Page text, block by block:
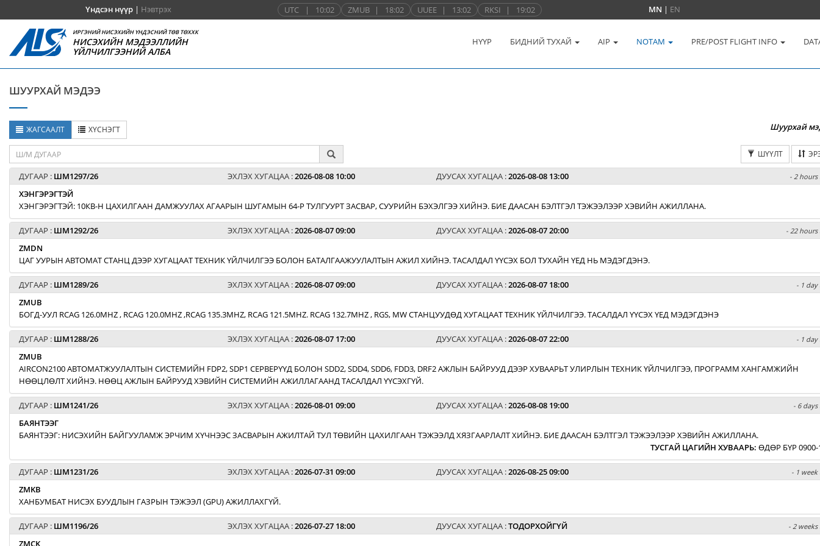
Үндсэн нүүр| Нэвтрэх UTC | 10:02 ZMUB | 18:02 UUEE | 13:02 RKSI | 19:02 MN | EN
ИРГЭНИЙ НИСЭХИЙН ҮНДЭСНИЙ ТӨВ ТӨХХК
НИСЭХИЙН МЭДЭЭЛЛИЙН
ҮЙЛЧИЛГЭЭНИЙ АЛБА
НҮҮР БИДНИЙ ТУХАЙ AIP NOTAM PRE/POST FLIGHT INFO
ШУУРХАЙ МЭДЭЭ
ЖАГСААЛТ ХҮСНЭГТ Шуурхай
ШҮҮЛТ
ДУГААР : ШМ1297/26 ЭХЛЭХ ХУГАЦАА :2026-08-08 10:00 ДУУСАХ ХУГАЦАА :2026-08-08 13:00 - 2 hours
ХЭНГЭРЭГТЭЙ
ХЭНГЭРЭГТЭЙ: 10КВ-Н ЦАХИЛГААН ДАМЖУУЛАХ АГААРЫН ШУГАМЫН 64-Р ТУЛГУУРТ ЗАСВАР, СУУРИЙН БЭХЭЛГЭЭ ХИЙНЭ. БИЕ ДААСАН БЭЛТГЭЛ ТЭЖЭЭЛЭЭР ХЭВИЙН АЖИЛЛАНА.
ДУГААР : ШМ1292/26 ЭХЛЭХ ХУГАЦАА :2026-08-07 09:00 ДУУСАХ ХУГАЦАА :2026-08-07 20:00 - 22 hours
ZMDN
ЦАГ УУРЫН АВТОМАТ СТАНЦ ДЭЭР ХУГАЦААТ ТЕХНИК ҮЙЛЧИЛГЭЭ БОЛОН БАТАЛГААЖУУЛАЛТЫН АЖИЛ ХИЙНЭ. ТАСАЛДАЛ ҮҮСЭХ БОЛ ТУХАЙН ҮЕД НЬ МЭДЭГДЭНЭ.
ДУГААР : ШМ1289/26 ЭХЛЭХ ХУГАЦАА :2026-08-07 09:00 ДУУСАХ ХУГАЦАА :2026-08-07 18:00 - 1 day
ZMUB
БОГД-УУЛ RCAG 126.0MHZ , RCAG 120.0MHZ ,RCAG 135.3MHZ, RCAG 121.5MHZ. RCAG 132.7MHZ , RGS, MW СТАНЦУУДӨД ХУГАЦААТ ТЕХНИК ҮЙЛЧИЛГЭЭ. ТАСАЛДАЛ ҮҮСЭХ ҮЕД МЭДЭГДЭНЭ
ДУГААР : ШМ1288/26 ЭХЛЭХ ХУГАЦАА :2026-08-07 17:00 ДУУСАХ ХУГАЦАА :2026-08-07 22:00 - 1 day
ZMUB
AIRCON2100 АВТОМАТЖУУЛАЛТЫН СИСТЕМИЙН FDP2, SDP1 СЕРВЕРҮҮД БОЛОН SDD2, SDD4, SDD6, FDD3, DRF2 АЖЛЫН БАЙРУУД ДЭЭР ХУВААРЬТ УЛИРЛЫН ТЕХНИК ҮЙЛЧИЛГЭЭ, ПРОГРАММ ХАНГАМЖИЙН
НӨӨЦЛӨЛТ ХИЙНЭ. НӨӨЦ АЖЛЫН БАЙРУУД ХЭВИЙН СИСТЕМИЙН АЖИЛЛАГААНД ТАСАЛДАЛ ҮҮСЭХГҮЙ.
ДУГААР : ШМ1241/26 ЭХЛЭХ ХУГАЦАА :2026-08-01 09:00 ДУУСАХ ХУГАЦАА :2026-08-08 19:00 - 6 days
БАЯНТЭЭГ
БАЯНТЭЭГ: НИСЭХИЙН БАЙГУУЛАМЖ ЭРЧИМ ХҮЧНЭЭС ЗАСВАРЫН АЖИЛТАЙ ТУЛ ТӨВИЙН ЦАХИЛГААН ТЭЖЭЭЛД ХЯЗГААРЛАЛТ ХИЙНЭ. БИЕ ДААСАН БЭЛТГЭЛ ТЭЖЭЭЛЭЭР ХЭВИЙН АЖИЛЛАНА.
ТУСГАЙ ЦАГИЙН ХУВААРЬ: ӨДӨР БҮР 0900-
ДУГААР : ШМ1231/26 ЭХЛЭХ ХУГАЦАА :2026-07-31 09:00 ДУУСАХ ХУГАЦАА :2026-08-25 09:00 - 1 week
ZMKB
ХАНБУМБАТ НИСЭХ БУУДЛЫН ГАЗРЫН ТЭЖЭЭЛ (GPU) АЖИЛЛАХГҮЙ.
ДУГААР : ШМ1196/26 ЭХЛЭХ ХУГАЦАА :2026-07-27 18:00 ДУУСАХ ХУГАЦАА :ТОДОРХОЙГҮЙ - 2 weeks
ZMCK